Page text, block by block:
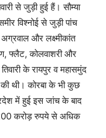
से जुड़ी हुई हैं। सौम्या
विश्नोई से जुड़ी पांच
और लक्ष्मीकांत
फ्लैट, कोलवाशरी और
के रायपुर व महासमुंद
थी। कोरबा के भी कुछ
में हुई इस जांच के बाद
करोड़ रुपये से अधिक